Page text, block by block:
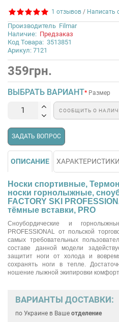
1 отзывов / Написать
Производитель Filmar
Наличие: Предзаказ
Код Товара: 3513851
Арикул: 7121
359грн.
ВЫБРАТЬ ВАРИАНТ Размер
СООБЩИТЬ О
ЗАДАТЬ ВОПРОС
ОПИСАНИЕ ХАРАКТЕРИСТИКИ
Носки спортивные,
носки горнолыжные,
FACTORY SKI
тёмные вставки, PRO
Сноубордические и
PROFESSIONAL от польской
самых требовательных
составе данной модели
защитит ноги от холода и
сохранять ноги в тепле.
ношение лыжной экипировки
ВАРИАНТЫ ДОСТАВКИ:
по Украине в Ваше отделение